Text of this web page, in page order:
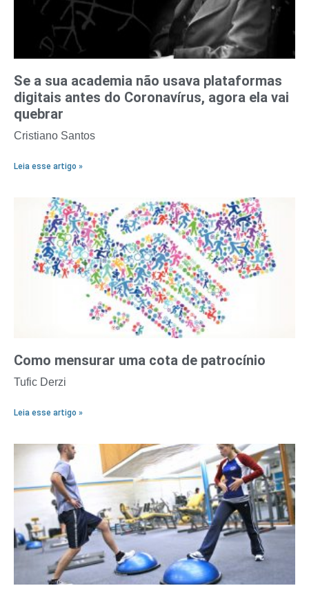
Se a sua academia não usava plataformas
digitais antes do Coronavírus, agora ela vai
quebrar
Cristiano Santos
Leia esse artigo »
Como mensurar uma cota de patrocínio
Tufic Derzi
Leia esse artigo »